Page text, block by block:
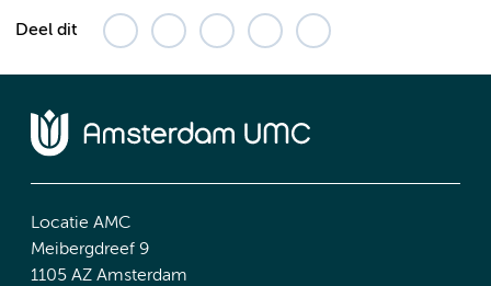
Deel dit
Locatie AMC
Meibergdreef 9
1105 AZ Amsterdam